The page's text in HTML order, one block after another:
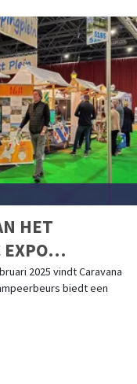
HET
2025 vindt Caravana
biedt een